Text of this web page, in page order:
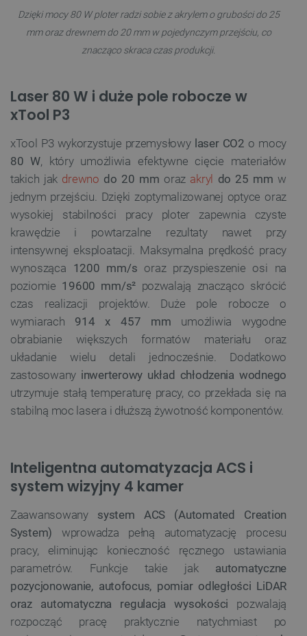
Dzięki mocy 80 W ploter radzi sobie z akrylem o grubości do 25
mm oraz drewnem do 20 mm w pojedynczym przejściu, co
znacząco skraca czas produkcji.
Laser 80 W i duże pole robocze w
xTool P3
xTool P3 wykorzystuje przemysłowy laser CO2 o mocy
80 W, który umożliwia efektywne cięcie materiałów
takich jak drewno do 20 mm oraz akryl do 25 mm w
jednym przejściu. Dzięki zoptymalizowanej optyce oraz
wysokiej stabilności pracy ploter zapewnia czyste
krawędzie i powtarzalne rezultaty nawet przy
intensywnej eksploatacji. Maksymalna prędkość pracy
wynosząca 1200 mm/s oraz przyspieszenie osi na
poziomie 19600 mm/s² pozwalają znacząco skrócić
czas realizacji projektów. Duże pole robocze o
wymiarach 914 x 457 mm umożliwia wygodne
obrabianie większych formatów materiału oraz
układanie wielu detali jednocześnie. Dodatkowo
zastosowany inwerterowy układ chłodzenia wodnego
utrzymuje stałą temperaturę pracy, co przekłada się na
stabilną moc lasera i dłuższą żywotność komponentów.
Inteligentna automatyzacja ACS i
system wizyjny 4 kamer
Zaawansowany system ACS (Automated Creation
System) wprowadza pełną automatyzację procesu
pracy, eliminując konieczność ręcznego ustawiania
parametrów. Funkcje takie jak automatyczne
pozycjonowanie, autofocus, pomiar odległości LiDAR
oraz automatyczna regulacja wysokości pozwalają
rozpocząć pracę praktycznie natychmiast po